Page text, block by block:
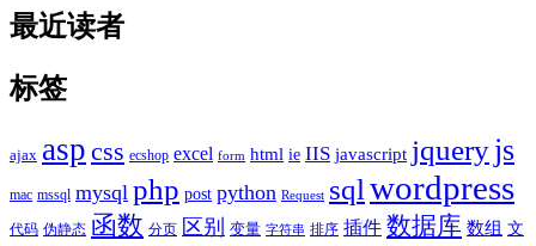
最近读者
标签
ajax asp css ecshop excel form html ie IIS javascript jqueryjs
mac mssql mysql php post python Request sql wordpress
代码 伪静态 函数 分页 区别 变量 字符串 排序 插件 数据库 数组 文